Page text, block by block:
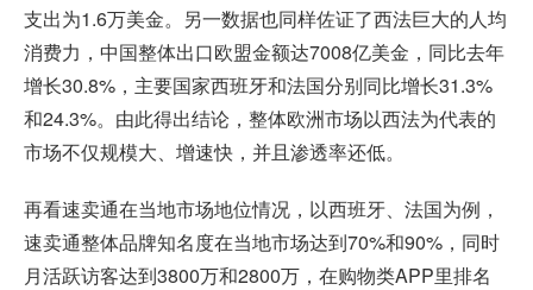
支出为1.6万美金。另一数据也同样佐证了西法巨大的人均
消费力，中国整体出口欧盟金额达7008亿美金，同比去年
增长30.8%，主要国家西班牙和法国分别同比增长31.3%
和24.3%。由此得出结论，整体欧洲市场以西法为代表的
市场不仅规模大、增速快，并且渗透率还低。
再看速卖通在当地市场地位情况，以西班牙、法国为例，
速卖通整体品牌知名度在当地市场达到70%和90%，同时
月活跃访客达到3800万和2800万，在购物类APP里排名